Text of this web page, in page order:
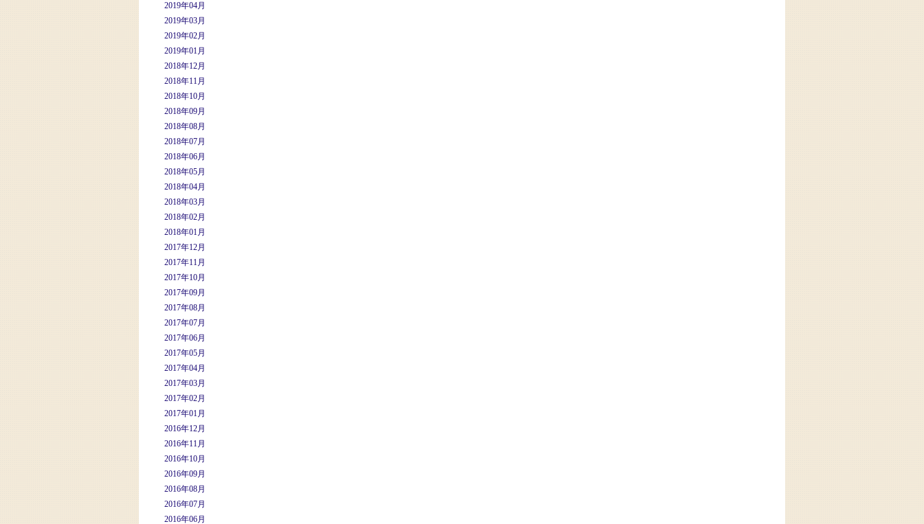
2019年04月
2019年03月
2019年02月
2019年01月
2018年12月
2018年11月
2018年10月
2018年09月
2018年08月
2018年07月
2018年06月
2018年05月
2018年04月
2018年03月
2018年02月
2018年01月
2017年12月
2017年11月
2017年10月
2017年09月
2017年08月
2017年07月
2017年06月
2017年05月
2017年04月
2017年03月
2017年02月
2017年01月
2016年12月
2016年11月
2016年10月
2016年09月
2016年08月
2016年07月
2016年06月